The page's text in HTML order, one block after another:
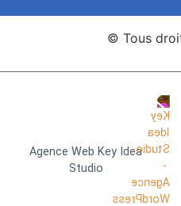
© Tous
Agence Web Key Idea
Studio